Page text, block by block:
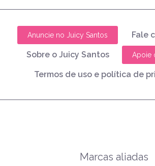
Anuncie no Juicy Santos Fale
Sobre o Juicy Santos Apoie
Termos de uso e política de
Marcas aliadas